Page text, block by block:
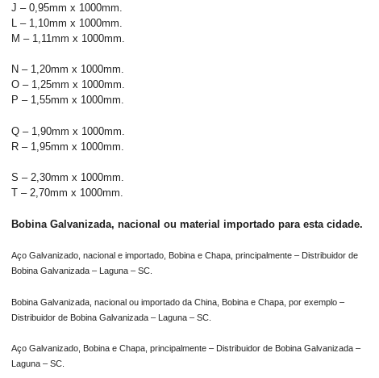
J – 0,95mm x 1000mm.
L – 1,10mm x 1000mm.
M – 1,11mm x 1000mm.
N – 1,20mm x 1000mm.
O – 1,25mm x 1000mm.
P – 1,55mm x 1000mm.
Q – 1,90mm x 1000mm.
R – 1,95mm x 1000mm.
S – 2,30mm x 1000mm.
T – 2,70mm x 1000mm.
Bobina Galvanizada, nacional ou material importado para esta cidade.
Aço Galvanizado, nacional e importado, Bobina e Chapa, principalmente – Distribuidor de
Bobina Galvanizada – Laguna – SC.
Bobina Galvanizada, nacional ou importado da China, Bobina e Chapa, por exemplo –
Distribuidor de Bobina Galvanizada – Laguna – SC.
Aço Galvanizado, Bobina e Chapa, principalmente – Distribuidor de Bobina Galvanizada –
Laguna – SC.